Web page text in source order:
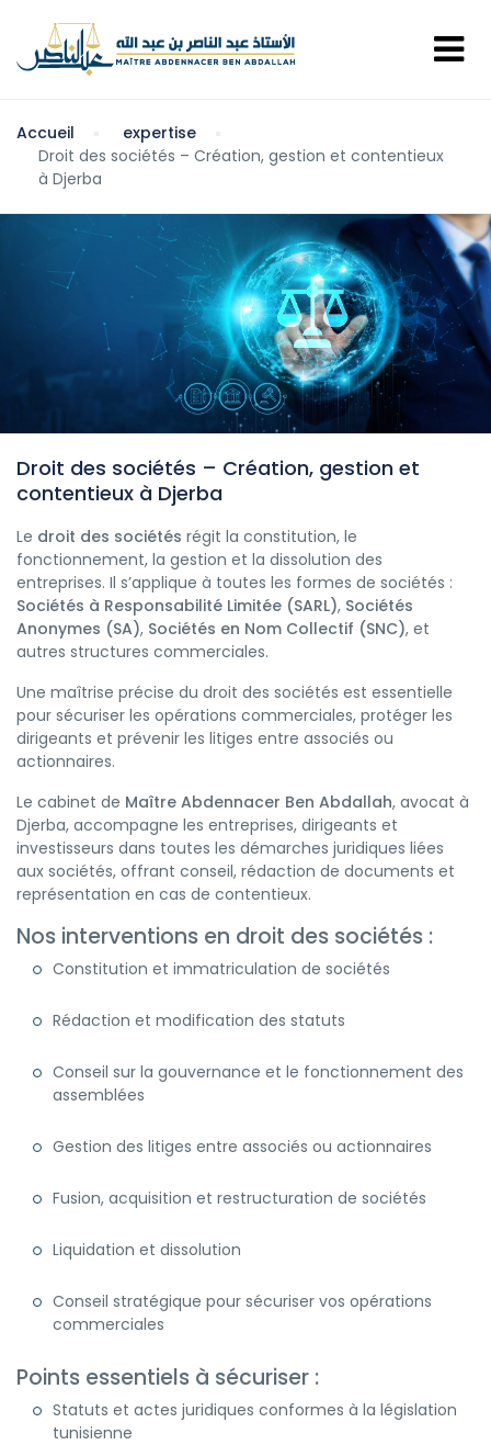
Accueil
expertise
Droit des sociétés – Création, gestion et contentieux
à Djerba
Droit des sociétés – Création, gestion et
contentieux à Djerba
Le droit des sociétés régit la constitution, le
fonctionnement, la gestion et la dissolution des
entreprises. Il s’applique à toutes les formes de sociétés :
Sociétés à Responsabilité Limitée (SARL), Sociétés
Anonymes (SA), Sociétés en Nom Collectif (SNC), et
autres structures commerciales.
Une maîtrise précise du droit des sociétés est essentielle
pour sécuriser les opérations commerciales, protéger les
dirigeants et prévenir les litiges entre associés ou
actionnaires.
Le cabinet de Maître Abdennacer Ben Abdallah, avocat à
Djerba, accompagne les entreprises, dirigeants et
investisseurs dans toutes les démarches juridiques liées
aux sociétés, offrant conseil, rédaction de documents et
représentation en cas de contentieux.
Nos interventions en droit des sociétés :
Constitution et immatriculation de sociétés
Rédaction et modification des statuts
Conseil sur la gouvernance et le fonctionnement des
assemblées
Gestion des litiges entre associés ou actionnaires
Fusion, acquisition et restructuration de sociétés
Liquidation et dissolution
Conseil stratégique pour sécuriser vos opérations
commerciales
Points essentiels à sécuriser :
Statuts et actes juridiques conformes à la législation
tunisienne